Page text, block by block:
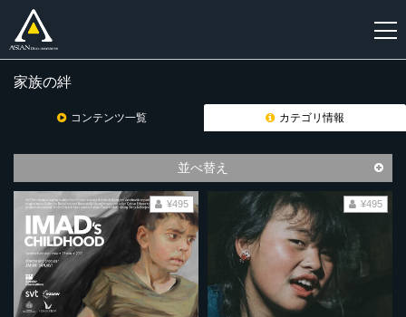
登
家族の絆
コンテンツ一覧 カテゴリ情報
並べ替え
¥495 ¥495